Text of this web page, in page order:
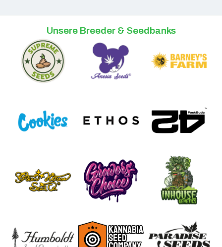
Unsere Breeder & Seedbanks